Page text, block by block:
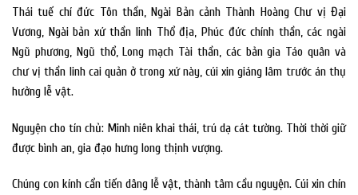
Thái tuế chí đức Tôn thần, Ngài Bản cảnh Thành Hoàng Chư vị Đại
Vương, Ngài bản xứ thần linh Thổ địa, Phúc đức chính thần, các ngài
Ngũ phương, Ngũ thổ, Long mạch Tài thần, các bản gia Táo quân và
chư vị thần linh cai quản ở trong xứ này, cúi xin giáng lâm trước án thụ
hưởng lễ vật.
Nguyện cho tín chủ: Minh niên khai thái, trú dạ cát tường. Thời thời giữ
được bình an, gia đạo hưng long thịnh vượng.
Chúng con kính cẩn tiến dâng lễ vật, thành tâm cầu nguyện. Cúi xin chín